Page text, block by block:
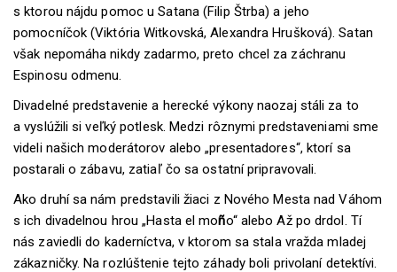
s ktorou nájdu pomoc u Satana (Filip Štrba) a jeho
pomocníčok (Viktória Witkovská, Alexandra Hrušková). Satan
však nepomáha nikdy zadarmo, preto chcel za záchranu
Espinosu odmenu.
Divadelné predstavenie a herecké výkony naozaj stáli za to
a vyslúžili si veľký potlesk. Medzi rôznymi predstaveniami sme
videli našich moderátorov alebo „presentadores“, ktorí sa
postarali o zábavu, zatiaľ čo sa ostatní pripravovali.
Ako druhí sa nám predstavili žiaci z Nového Mesta nad Váhom
s ich divadelnou hrou „Hasta el moño“ alebo Až po drdol. Tí
nás zaviedli do kaderníctva, v ktorom sa stala vražda mladej
zákazničky. Na rozlúštenie tejto záhady boli privolaní detektívi.